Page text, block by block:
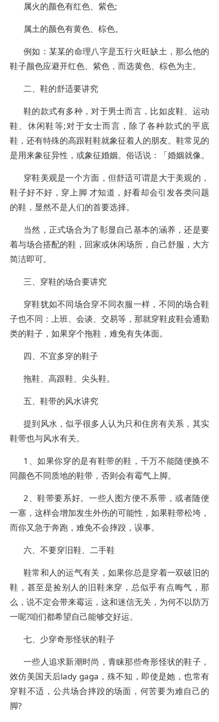
属火的颜色有红色、紫色;
属土的颜色有黄色、棕色。
例如：某某的命理八字是五行火旺缺土，那么他的
鞋子颜色应避开红色、紫色，而选黄色、棕色为主。
二、鞋的舒适要讲究
鞋的款式有多种，对于男士而言，比如皮鞋、运动
鞋、休闲鞋等;对于女士而言，除了各种款式的平底
鞋，还有特殊的高跟鞋鞋就象征着人的朋友。鞋常见的
是用来象征异性，或象征婚姻。俗话说：「婚姻就像。
穿鞋美观是一个方面，但舒适可谓是大于美观的，
鞋子好不好，穿上脚 才知道，好看却会引发各类问题
的鞋，显然不是人们的首要选择。
当然，正式场合为了彰显自己基本的涵养，还是要
着与场合搭配的鞋，回家或休闲场所，自己舒服，大方
简洁即可。
三、穿鞋的场合要讲究
穿鞋犹如不同场合穿不同衣服一样，不同的场合鞋
子也不同：上班、会谈、交易等，那就穿鞋皮鞋会通勤
类的鞋子，如果穿个拖鞋，难免有失体面。
四、不宜多穿的鞋子
拖鞋、高跟鞋、尖头鞋。
五、鞋带的风水讲究
提到风水，似乎很多人认为只和住房有关系，其实
鞋带也与风水有关。
1、如果你穿的是有鞋带的鞋，千万不能随便换不
同颜色不同质地的鞋带，否则会有霉气上脚。
2、鞋带要系好。一些人图方便不系带，或者随便
一塞，这样会增加发生外伤的可能性，如果鞋带松垮，
而你又急于奔跑，难免不会摔跤，误事。
六、不要穿旧鞋、二手鞋
鞋常和人的运气有关，如果你总是穿着一双破旧的
鞋，甚至是捡别人的旧鞋来穿，总似乎有点晦气，那
么，说不定会带来霉运，这和迷信无关，为何不以防万
一呢?咱们都希望自己能够交好运。
七、少穿奇形怪状的鞋子
一些人追求新潮时尚，青睐那些奇形怪状的鞋子，
效仿美国天后lady gaga，殊不知，即使是她，也常有
穿鞋不适，公共场合摔跤的场面，何苦要为难自己的
脚?